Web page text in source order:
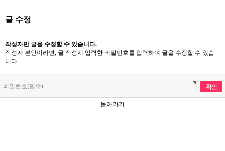
글 수정
작성자만 글을 수정할 수 있습니다.
작성자 본인이라면, 글 작성시 입력한 비밀번호를 입력하여 글을 수정할 수 있습
니다.
돌아가기